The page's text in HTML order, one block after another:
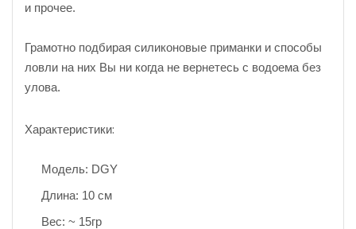
и прочее.
Грамотно подбирая силиконовые приманки и способы
ловли на них Вы ни когда не вернетесь с водоема без
улова.
Характеристики:
Модель: DGY
Длина: 10 см
Вес: ~ 15гр